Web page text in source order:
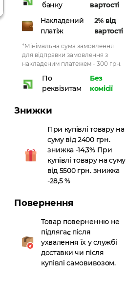
банку
вартості
Накладений
платіж
2% від
вартості
*Мінімальна сума замовлення
для відправки замовлення з
накладеним платежем - 300 грн.
По
реквізитам
Без
комісії
Знижки
При купівлі товару на
суму від 2400 грн.
знижка -14,3% При
купівлі товару на суму
від 5500 грн. знижка
-28,5 %
Повернення
Товар поверненню не
підлягає після
ухвалення їх у службі
доставки чи після
купівлі самовивозом.